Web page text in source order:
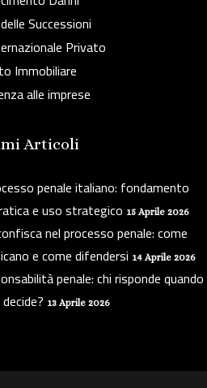
Successioni
Privato
Immobiliare
alle imprese
Articoli
penale italiano: fondamento
e uso strategico 15 Aprile 2026
nel processo penale: come
e come difendersi 14 Aprile 2026
penale: chi risponde quando
13 Aprile 2026